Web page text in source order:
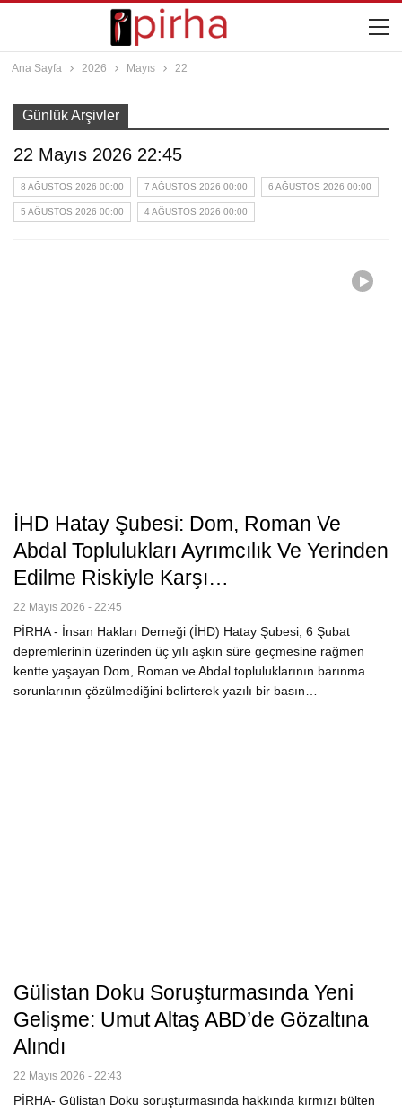
Ana Sayfa 2026 Mayıs 22
Günlük Arşivler
22 Mayıs 2026 22:45
8 AĞUSTOS 2026 00:00 7 AĞUSTOS 2026 00:00 6 AĞUSTOS 2026 00:00
5 AĞUSTOS 2026 00:00 4 AĞUSTOS 2026 00:00
İHD Hatay Şubesi: Dom, Roman Ve
Abdal Toplulukları Ayrımcılık Ve Yerinden
Edilme Riskiyle Karşı…
22 Mayıs 2026 - 22:45
PİRHA - İnsan Hakları Derneği (İHD) Hatay Şubesi, 6 Şubat
depremlerinin üzerinden üç yılı aşkın süre geçmesine rağmen
kentte yaşayan Dom, Roman ve Abdal topluluklarının barınma
sorunlarının çözülmediğini belirterek yazılı bir basın…
Gülistan Doku Soruşturmasında Yeni
Gelişme: Umut Altaş ABD’de Gözaltına
Alındı
22 Mayıs 2026 - 22:43
PİRHA- Gülistan Doku soruşturmasında hakkında kırmızı bülten